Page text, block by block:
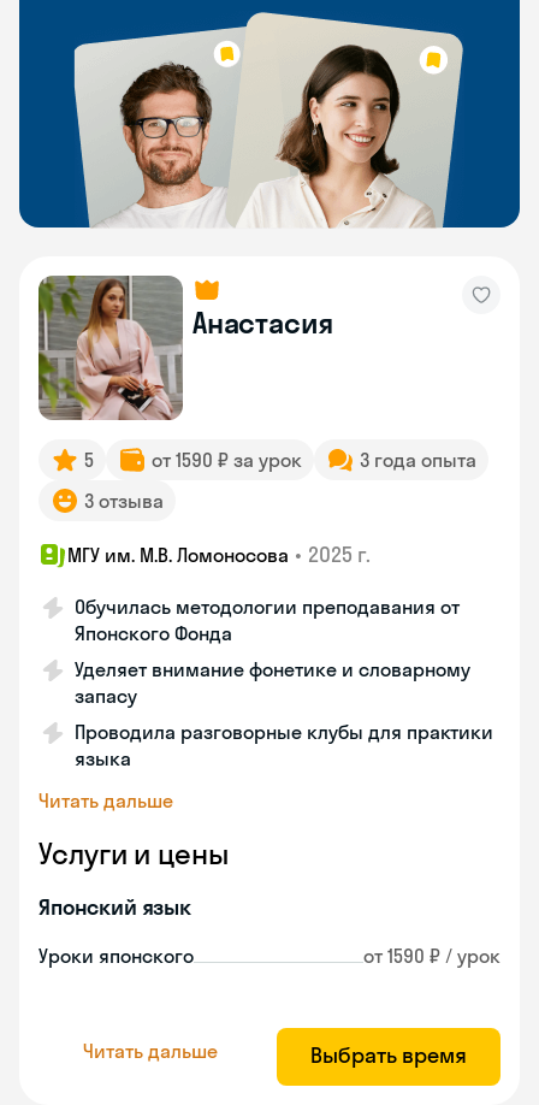
Анастасия
5 от 1590 ₽ за урок
3 года опыта
3 отзыва
МГУ им. М.В. Ломоносова • 2025 г.
Обучилась методологии преподавания от
Японского Фонда
Уделяет внимание фонетике и словарному
запасу
Проводила разговорные клубы для практики
языка
Читать дальше
Услуги и цены
Японский язык
Уроки японского от 1590 ₽ / урок
Читать дальше Выбрать время